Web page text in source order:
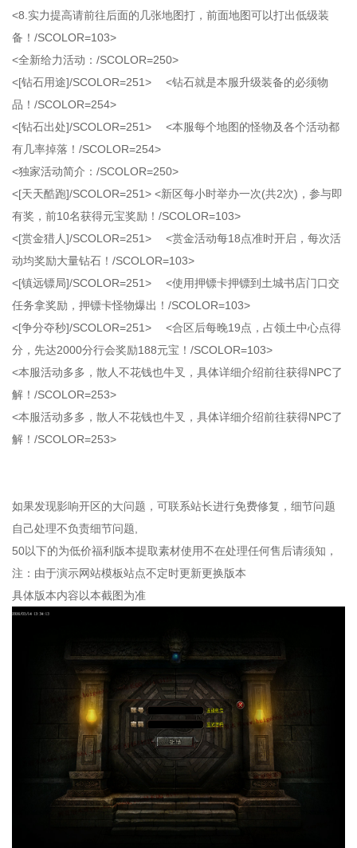
<8.实力提高请前往后面的几张地图打，前面地图可以打出低级装
备！/SCOLOR=103>
<全新给力活动：/SCOLOR=250>
<[钻石用途]/SCOLOR=251> <钻石就是本服升级装备的必须物
品！/SCOLOR=254>
<[钻石出处]/SCOLOR=251> <本服每个地图的怪物及各个活动都
有几率掉落！/SCOLOR=254>
<独家活动简介：/SCOLOR=250>
<[天天酷跑]/SCOLOR=251> <新区每小时举办一次(共2次)，参与即
有奖，前10名获得元宝奖励！/SCOLOR=103>
<[赏金猎人]/SCOLOR=251> <赏金活动每18点准时开启，每次活
动均奖励大量钻石！/SCOLOR=103>
<[镇远镖局]/SCOLOR=251> <使用押镖卡押镖到土城书店门口交
任务拿奖励，押镖卡怪物爆出！/SCOLOR=103>
<[争分夺秒]/SCOLOR=251> <合区后每晚19点，占领土中心点得
分，先达2000分行会奖励188元宝！/SCOLOR=103>
<本服活动多多，散人不花钱也牛叉，具体详细介绍前往获得NPC了
解！/SCOLOR=253>
<本服活动多多，散人不花钱也牛叉，具体详细介绍前往获得NPC了
解！/SCOLOR=253>
如果发现影响开区的大问题，可联系站长进行免费修复，细节问题
自己处理不负责细节问题,
50以下的为低价福利版本提取素材使用不在处理任何售后请须知，
注：由于演示网站模板站点不定时更新更换版本
具体版本内容以本截图为准